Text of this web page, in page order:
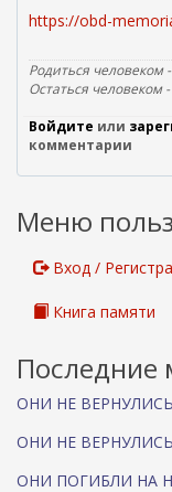
https://obd-
Родиться человеком
Остаться человеком -
Войдите или
комментарии
Меню
Вход /
Книга памяти
Последние
ОНИ НЕ ВЕРНУЛИСЬ
ОНИ НЕ ВЕРНУЛИСЬ
ОНИ ПОГИБЛИ НА